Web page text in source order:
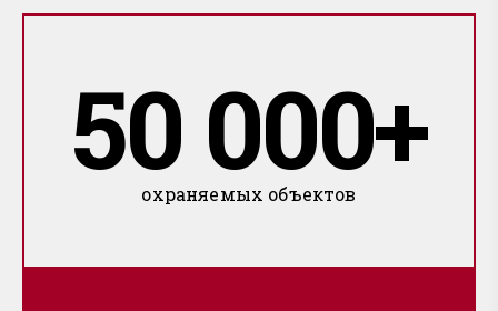
50 000+
охраняемых объектов